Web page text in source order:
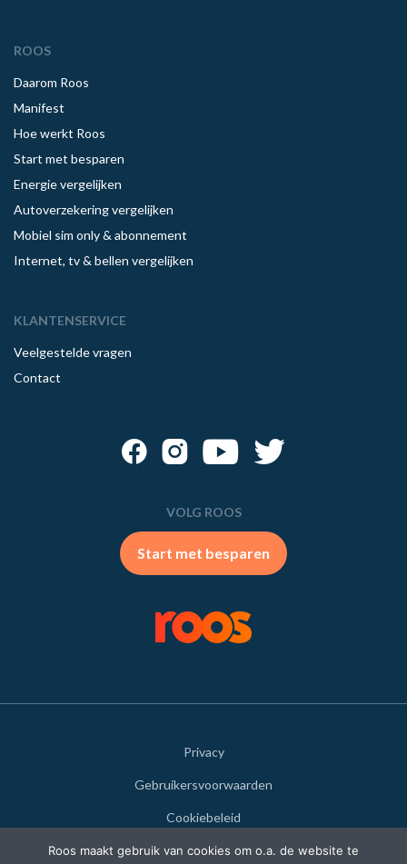
ROOS
Daarom Roos
Manifest
Hoe werkt Roos
Start met besparen
Energie vergelijken
Autoverzekering vergelijken
Mobiel sim only & abonnement
Internet, tv & bellen vergelijken
KLANTENSERVICE
Veelgestelde vragen
Contact
VOLG ROOS
Start met besparen
Privacy
Gebruikersvoorwaarden
Cookiebeleid
Disclaimer
Roos maakt gebruik van cookies om o.a. de website te